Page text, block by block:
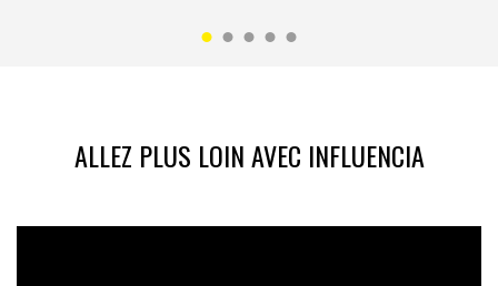
ALLEZ PLUS LOIN AVEC INFLUENCIA